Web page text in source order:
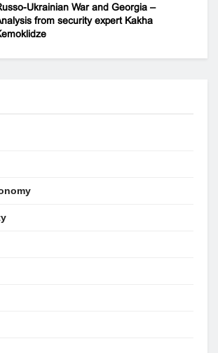
Ukrainian War and Georgia –
from security expert Kakha